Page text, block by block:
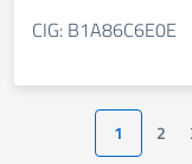
CIG: B1A86C6E0E
1 2